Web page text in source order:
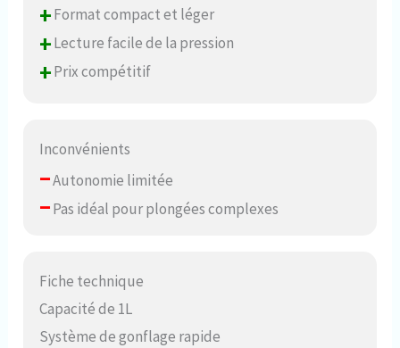
+Format compact et léger
+Lecture facile de la pression
+Prix compétitif
Inconvénients
–Autonomie limitée
–Pas idéal pour plongées complexes
Fiche technique
Capacité de 1L
Système de gonflage rapide